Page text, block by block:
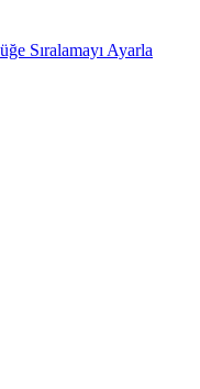
Sıralamayı Ayarla